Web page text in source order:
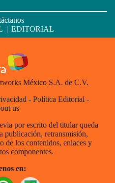
| EDITORIAL
México S.A. de C.V.
- Política Editorial -
us
por escrito del titular queda
publicación, retransmisión,
de los contenidos, enlaces y
componentes.
en: